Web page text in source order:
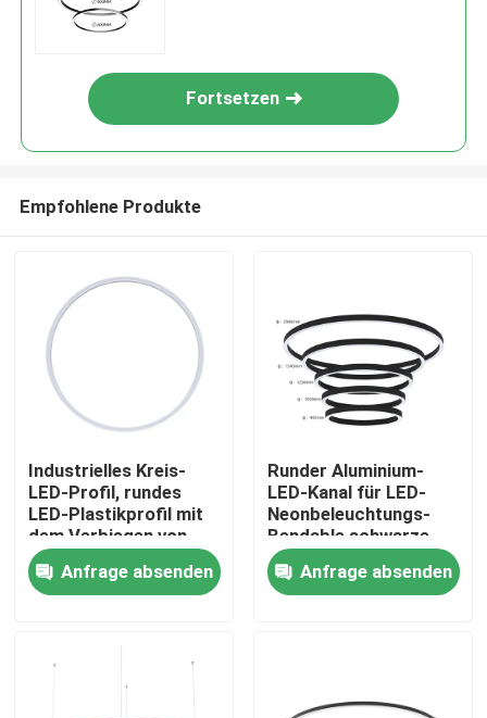
Haus
Fortsetzen
Empfohlene Produkte
Industrielles Kreis-
LED-Profil, rundes
LED-Plastikprofil mit
dem Verbiegen von
Decoiling
Anfrage absenden
Runder Aluminium-
LED-Kanal für LED-
Neonbeleuchtungs-
Bendable schwarze
Farbe
Anfrage absenden